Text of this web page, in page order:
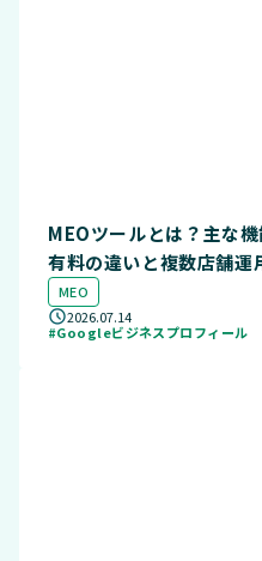
MEOツールとは？主な
有料の違いと複数店舗運
MEO
2026.07.14
#Googleビジネスプロフィール